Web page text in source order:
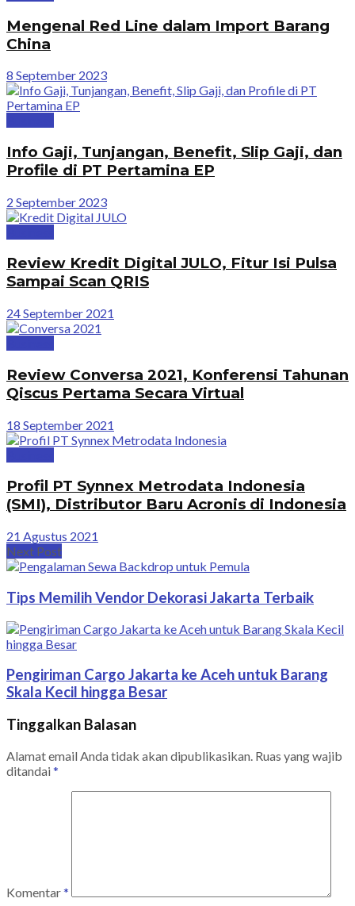
Mengenal Red Line dalam Import Barang
China
8 September 2023
Info Gaji, Tunjangan, Benefit, Slip Gaji, dan
Profile di PT Pertamina EP
2 September 2023
Review Kredit Digital JULO, Fitur Isi Pulsa
Sampai Scan QRIS
24 September 2021
Review Conversa 2021, Konferensi Tahunan
Qiscus Pertama Secara Virtual
18 September 2021
Profil PT Synnex Metrodata Indonesia
(SMI), Distributor Baru Acronis di Indonesia
21 Agustus 2021
Next Post
Tips Memilih Vendor Dekorasi Jakarta Terbaik
Pengiriman Cargo Jakarta ke Aceh untuk Barang
Skala Kecil hingga Besar
Tinggalkan Balasan
Alamat email Anda tidak akan dipublikasikan. Ruas yang wajib
ditandai *
Komentar*